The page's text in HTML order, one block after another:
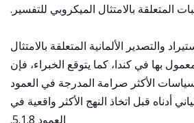
المتعلقة بالامتثال الميكروبي للتفسير.
والتصدير الألمانية المتعلقة بالامتثال
بها في كندا، كما يتوقع الخبراء، فإن
الأكثر صرامة المدرجة في العمود
أدناه قبل اتخاذ النهج الأكثر واقعية في
العمود 5.1.8.